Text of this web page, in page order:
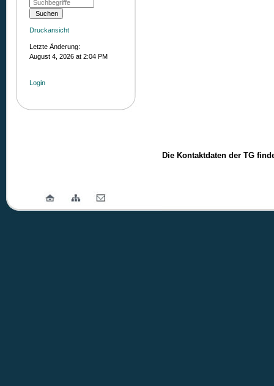
Druckansicht
Letzte Änderung:
August 4, 2026 at 2:04 PM
Login
Die Kontaktdaten der TG